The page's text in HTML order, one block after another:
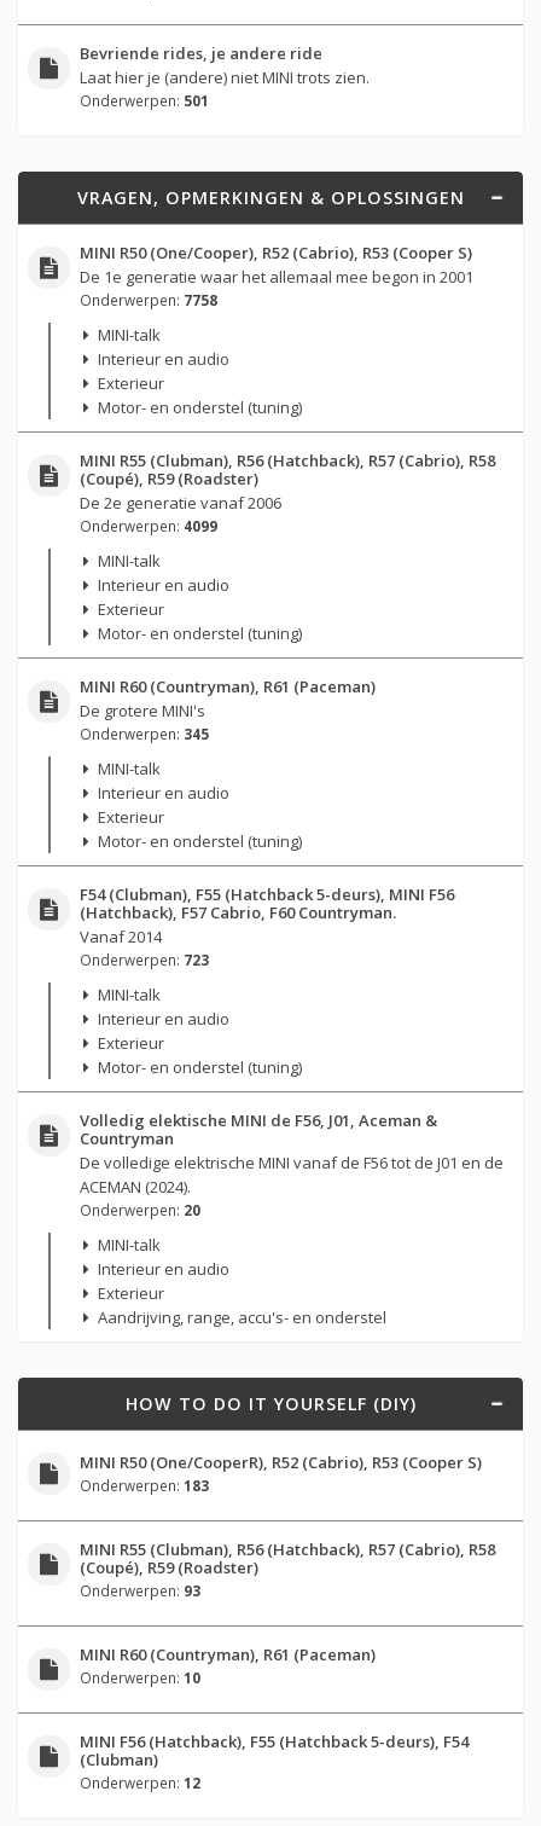
Bevriende rides, je andere ride
Laat hier je (andere) niet MINI trots zien.
Onderwerpen: 501
VRAGEN, OPMERKINGEN & OPLOSSINGEN
MINI R50 (One/Cooper), R52 (Cabrio), R53 (Cooper S)
De 1e generatie waar het allemaal mee begon in 2001
Onderwerpen: 7758
MINI-talk
Interieur en audio
Exterieur
Motor- en onderstel (tuning)
MINI R55 (Clubman), R56 (Hatchback), R57 (Cabrio), R58
(Coupé), R59 (Roadster)
De 2e generatie vanaf 2006
Onderwerpen: 4099
MINI-talk
Interieur en audio
Exterieur
Motor- en onderstel (tuning)
MINI R60 (Countryman), R61 (Paceman)
De grotere MINI's
Onderwerpen: 345
MINI-talk
Interieur en audio
Exterieur
Motor- en onderstel (tuning)
F54 (Clubman), F55 (Hatchback 5-deurs), MINI F56
(Hatchback), F57 Cabrio, F60 Countryman.
Vanaf 2014
Onderwerpen: 723
MINI-talk
Interieur en audio
Exterieur
Motor- en onderstel (tuning)
Volledig elektische MINI de F56, J01, Aceman &
Countryman
De volledige elektrische MINI vanaf de F56 tot de J01 en de
ACEMAN (2024).
Onderwerpen: 20
MINI-talk
Interieur en audio
Exterieur
Aandrijving, range, accu's- en onderstel
HOW TO DO IT YOURSELF (DIY)
MINI R50 (One/CooperR), R52 (Cabrio), R53 (Cooper S)
Onderwerpen: 183
MINI R55 (Clubman), R56 (Hatchback), R57 (Cabrio), R58
(Coupé), R59 (Roadster)
Onderwerpen: 93
MINI R60 (Countryman), R61 (Paceman)
Onderwerpen: 10
MINI F56 (Hatchback), F55 (Hatchback 5-deurs), F54
(Clubman)
Onderwerpen: 12